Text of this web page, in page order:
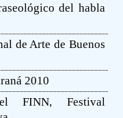
del habla
de Arte de Buenos
2010
FINN, Festival